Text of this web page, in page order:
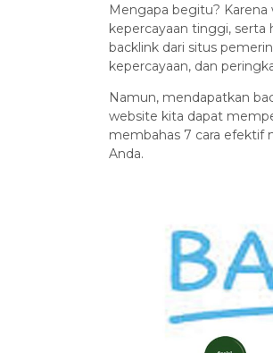
Mengapa begitu?
kepercayaan tinggi, serta
backlink dari situs
kepercayaan, dan
Namun, mendapatkan
website kita dapat
membahas 7 cara efektif
Anda.